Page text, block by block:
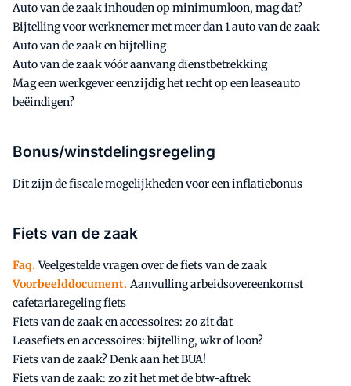
Auto van de zaak inhouden op minimumloon, mag dat?
Bijtelling voor werknemer met meer dan 1 auto van de zaak
Auto van de zaak en bijtelling
Auto van de zaak vóór aanvang dienstbetrekking
Mag een werkgever eenzijdig het recht op een leaseauto
beëindigen?
Bonus/winstdelingsregeling
Dit zijn de fiscale mogelijkheden voor een inflatiebonus
Fiets van de zaak
Faq. Veelgestelde vragen over de fiets van de zaak
Voorbeelddocument. Aanvulling arbeidsovereenkomst
cafetariaregeling fiets
Fiets van de zaak en accessoires: zo zit dat
Leasefiets en accessoires: bijtelling, wkr of loon?
Fiets van de zaak? Denk aan het BUA!
Fiets van de zaak: zo zit het met de btw-aftrek